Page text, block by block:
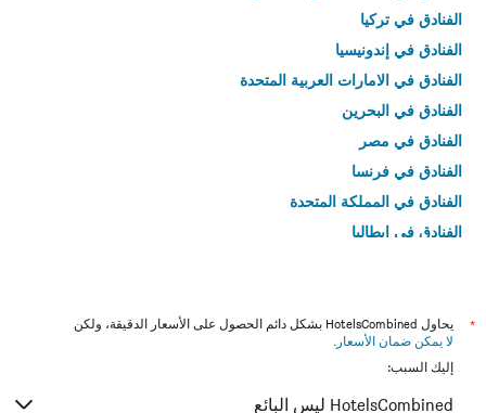
الفنادق في تركيا
الفنادق في إندونيسيا
الفنادق في الامارات العربية المتحدة
الفنادق في البحرين
الفنادق في مصر
الفنادق في فرنسا
الفنادق في المملكة المتحدة
الفنادق في إيطاليا
*
يحاول HotelsCombined بشكل دائم الحصول على الأسعار الدقيقة، ولكن
لا يمكن ضمان الأسعار .
إليك السبب:
HotelsCombined ليس البائع